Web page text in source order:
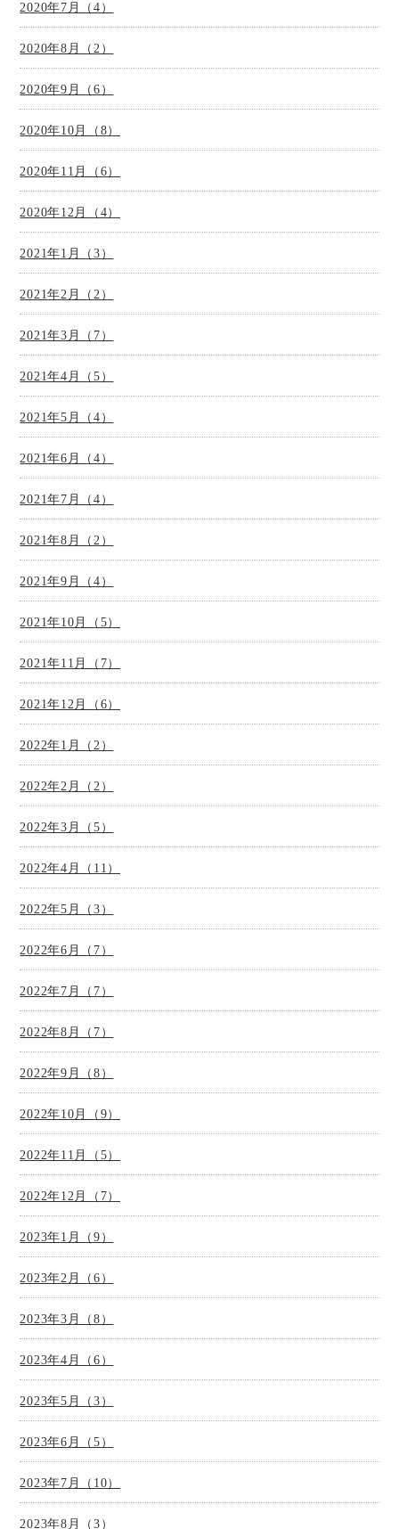
2020年7月（4）
2020年8月（2）
2020年9月（6）
2020年10月（8）
2020年11月（6）
2020年12月（4）
2021年1月（3）
2021年2月（2）
2021年3月（7）
2021年4月（5）
2021年5月（4）
2021年6月（4）
2021年7月（4）
2021年8月（2）
2021年9月（4）
2021年10月（5）
2021年11月（7）
2021年12月（6）
2022年1月（2）
2022年2月（2）
2022年3月（5）
2022年4月（11）
2022年5月（3）
2022年6月（7）
2022年7月（7）
2022年8月（7）
2022年9月（8）
2022年10月（9）
2022年11月（5）
2022年12月（7）
2023年1月（9）
2023年2月（6）
2023年3月（8）
2023年4月（6）
2023年5月（3）
2023年6月（5）
2023年7月（10）
2023年8月（3）